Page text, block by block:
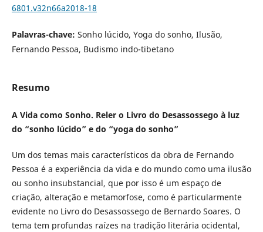
6801.v32n66a2018-18
Palavras-chave: Sonho lúcido, Yoga do sonho, Ilusão,
Fernando Pessoa, Budismo indo-tibetano
Resumo
A Vida como Sonho. Reler o Livro do Desassossego à luz
do “sonho lúcido” e do “yoga do sonho”
Um dos temas mais característicos da obra de Fernando
Pessoa é a experiência da vida e do mundo como uma ilusão
ou sonho insubstancial, que por isso é um espaço de
criação, alteração e metamorfose, como é particularmente
evidente no Livro do Desassossego de Bernardo Soares. O
tema tem profundas raízes na tradição literária ocidental,